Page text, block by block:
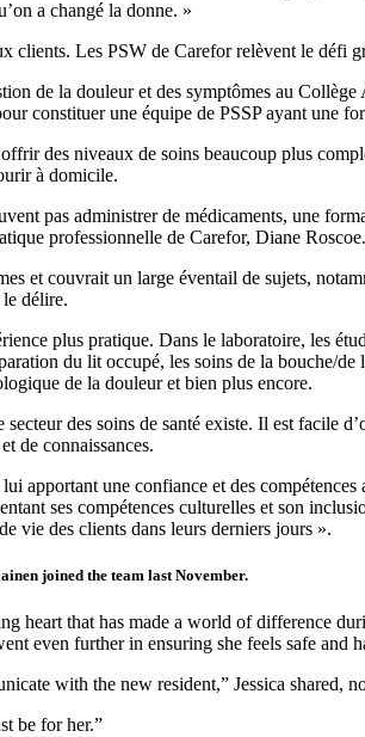
a changé la donne. »
clients. Les PSW de Carefor relèvent le défi
de la douleur et des symptômes au
constituer une équipe de PSSP ayant une
des niveaux de soins beaucoup plus
à domicile.
pas administrer de médicaments, une
professionnelle de Carefor, Diane Roscoe.
et couvrait un large éventail de sujets,
délire.
plus pratique. Dans le laboratoire, les
du lit occupé, les soins de la bouche/
de la douleur et bien plus encore.
des soins de santé existe. Il est facile
de connaissances.
apportant une confiance et des
ses compétences culturelles et son
vie des clients dans leurs derniers jours ».
joined the team last November.
heart that has made a world of difference
even further in ensuring she feels safe and
with the new resident,” Jessica shared,
be for her.”